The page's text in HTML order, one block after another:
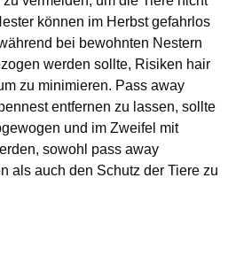
können im Herbst gefahrlos
bei bewohnten Nestern
werden sollte, Risiken hair
zu minimieren. Pass away
entfernen zu lassen, sollte
und im Zweifel mit
sowohl pass away
als auch den Schutz der Tiere zu